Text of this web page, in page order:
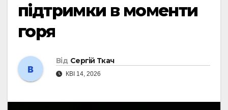
підтримки в моменти
горя
Від Сергій Ткач
КВІ 14, 2026